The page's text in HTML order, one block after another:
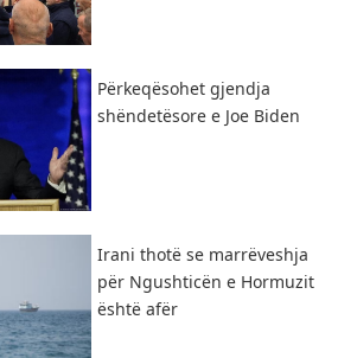
Përkeqësohet gjendja
shëndetësore e Joe Biden
Irani thotë se marrëveshja
për Ngushticën e Hormuzit
është afër